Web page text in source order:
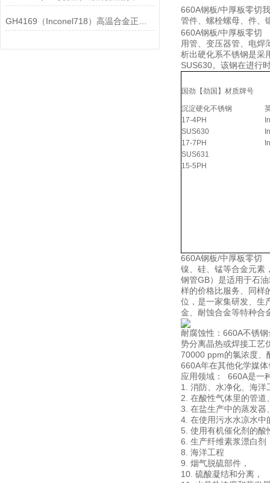
660A钢板/中厚板零切
管件、螺栓螺母、件、
660A钢板/中厚板零切
用管、变压器管、电
析出硬化系不锈钢是采
SUS630。该钢在进行
国劲【劲国】材质牌号
沉淀硬化不锈钢
17-4PH
SUS630
17-7PH
SUS631
15-5PH
660A钢板/中厚板零切
镍、硅、锰等合金元
钢管GB）是适用于石
样的价格比服务、同
位，是一家集研发、生
金、耐蚀合金等特种合
耐腐蚀性：660A不锈
势分离晶热或焊接工艺
70000 ppm的氯浓度、
660A年在其他化学媒
应用领域： 660A是一
1. 消防、水净化、海
2. 在酸性气体里的管
3. 在盐生产中的蒸发
4. 在使用污水水凉水
5. 使用有机催化剂的
6. 生产纤维素浆漂白剂
8. 海洋工程
9. 烟气脱硫部件，
10. 硫酸凝结和分离，